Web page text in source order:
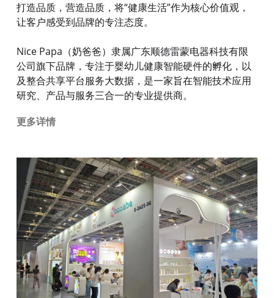
打造品质，营造品质，将“健康生活”作为核心价值观，
让客户感受到品牌的专注态度。
Nice Papa（奶爸爸）隶属广东顺德雷蒙电器科技有限
公司旗下品牌，专注于婴幼儿健康智能硬件的孵化，以
及整合共享平台服务大数据，是一家旨在智能技术应用
研究、产品与服务三合一的专业提供商。
更多详情